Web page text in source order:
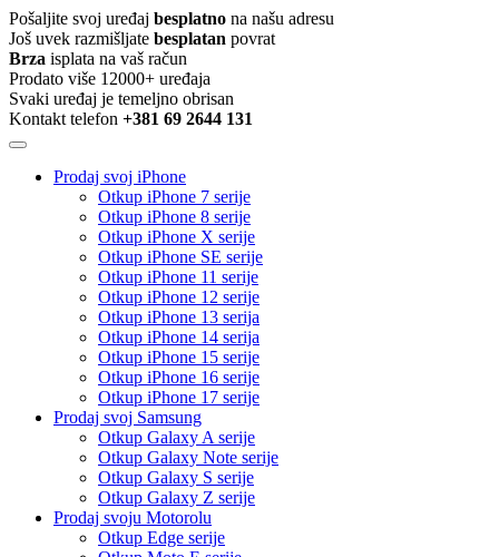
Pošaljite svoj uređaj besplatno na našu adresu
Još uvek razmišljate besplatan povrat
Brza isplata na vaš račun
Prodato više 12000+ uređaja
Svaki uređaj je temeljno obrisan
Kontakt telefon +381 69 2644 131
Prodaj svoj iPhone
Otkup iPhone 7 serije
Otkup iPhone 8 serije
Otkup iPhone X serije
Otkup iPhone SE serije
Otkup iPhone 11 serije
Otkup iPhone 12 serije
Otkup iPhone 13 serija
Otkup iPhone 14 serija
Otkup iPhone 15 serije
Otkup iPhone 16 serije
Otkup iPhone 17 serije
Prodaj svoj Samsung
Otkup Galaxy A serije
Otkup Galaxy Note serije
Otkup Galaxy S serije
Otkup Galaxy Z serije
Prodaj svoju Motorolu
Otkup Edge serije